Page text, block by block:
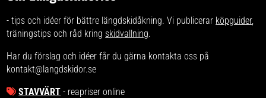
- tips och idéer för bättre längdskidåkning. Vi publicerar köpguider,
träningstips och råd kring skidvallning.
Har du förslag och idéer får du gärna kontakta oss på
kontakt@langdskidor.se
STAVVÄRT - reapriser online